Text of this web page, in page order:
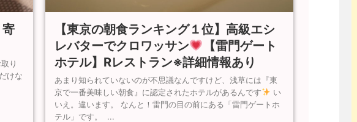
り
けな
【東京の朝食ランキング１位】高級エシ
レバターでクロワッサン
【雷門ゲート
ホテル】Rレストラン※詳細情報あり
あまり知られていないのが不思議なんですけど、浅草には『東
京で一番美味しい朝食』に認定されたホテルがあるんです
い
いえ。違います。 なんと！雷門の目の前にある「雷門ゲートホ
テル」です。 ...